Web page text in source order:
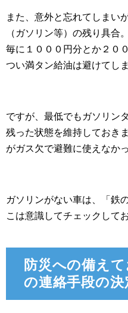
また、意外と忘れてしまい
（ガソリン等）の残り具合
毎に１０００円分とか２０
つい満タン給油は避けてし
ですが、最低でもガソリン
残った状態を維持しておき
がガス欠で避難に使えなか
ガソリンがない車は、「鉄
こは意識してチェックして
防災への備え
の連絡手段の決